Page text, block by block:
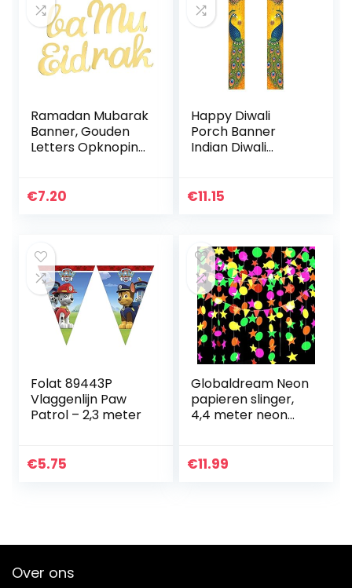
Ramadan Mubarak
Banner, Gouden
Letters Opknoping
Decoratie voor
€7.20
Happy Diwali
Porch Banner
Indian Diwali
teken Deepawali
€11.15
Folat 89443P
Vlaggenlijn Paw
Patrol – 2,3 meter
€5.75
Globaldream Neon
papieren slinger,
4,4 meter neon
slinger driehoekige
€11.99
Over ons